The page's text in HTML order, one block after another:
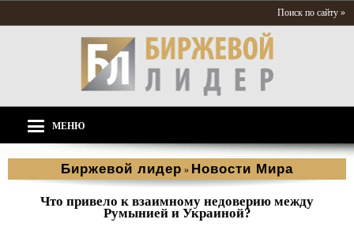
Поиск по сайту »
МЕНЮ
Биржевой лидер » Новости Мира
Что привело к взаимному недоверию между
Румынией и Украиной?